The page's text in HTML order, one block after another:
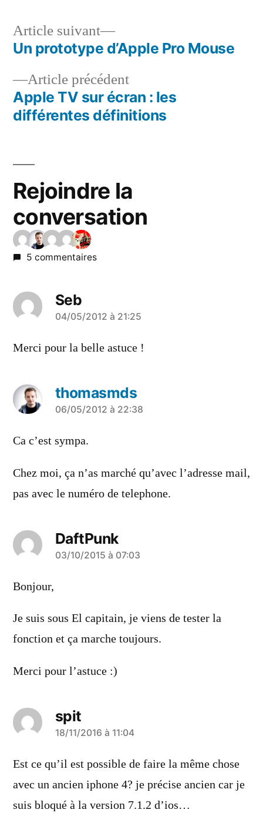
Navigation
de
l’article
Article précédentArticle
précédent :
Apple TV sur écran : les
différentes définitions
Article suivant
Article
suivant :
Un prototype d’Apple Pro Mouse
Rejoindre la
conversation
5 commentaires
Seb
a
dit :
04/05/2012 à 21:25
Merci pour la belle astuce !
thomasmds
a
dit :
06/05/2012 à 22:38
Ca c’est sympa.
Chez moi, ça n’as marché qu’avec l’adresse mail,
pas avec le numéro de telephone.
DaftPunk
a
03/10/2015 à 07:03
Bonjour,
Je suis sous El capitain, je viens de tester la
fonction et ça marche toujours.
Merci pour l’astuce :)
spit
a
dit :
18/11/2016 à 11:04
Est ce qu’il est possible de faire la même chose
avec un ancien iphone 4? je précise ancien car je
suis bloqué à la version 7.1.2 d’ios…